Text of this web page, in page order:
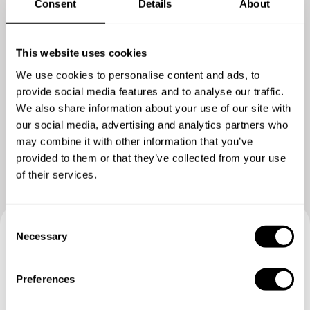
Consent Details About
This website uses cookies
We use cookies to personalise content and ads, to
provide social media features and to analyse our traffic.
We also share information about your use of our site with
our social media, advertising and analytics partners who
may combine it with other information that you’ve
provided to them or that they’ve collected from your use
of their services.
Necessary
Preferences
αρχοντιά του! Ότι φτιάχνουμε ειναι χειροποίητο, η
Passata έρχονται απο Ιταλία, τα υπόλοιπα υλικά ειναι
φρέσκα απο ντόπιους παραγωγούς. Αν ποτέ βρεθείτε
στο Αλιβέρι μπορείτε να περάσετε να δοκιμάσετε τα
προϊόντα μας: Pinsa Romana, Pala alla Romana, Tonda,
Pinsa by the slice
Για περισσότερα μπορείτε να μου στείλετε email στο
Δείτε περισσότερες φωτογραφίες
δοκιμάσετε με Γεώργιος